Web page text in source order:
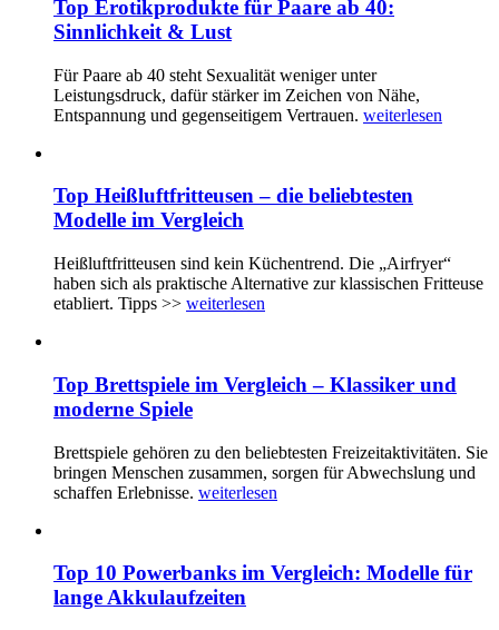
Top Erotikprodukte für Paare ab 40:
Sinnlichkeit & Lust
Für Paare ab 40 steht Sexualität weniger unter
Leistungsdruck, dafür stärker im Zeichen von Nähe,
Entspannung und gegenseitigem Vertrauen. weiterlesen
Top Heißluftfritteusen – die beliebtesten
Modelle im Vergleich
Heißluftfritteusen sind kein Küchentrend. Die „Airfryer“
haben sich als praktische Alternative zur klassischen Fritteuse
etabliert. Tipps >> weiterlesen
Top Brettspiele im Vergleich – Klassiker und
moderne Spiele
Brettspiele gehören zu den beliebtesten Freizeitaktivitäten. Sie
bringen Menschen zusammen, sorgen für Abwechslung und
schaffen Erlebnisse. weiterlesen
Top 10 Powerbanks im Vergleich: Modelle für
lange Akkulaufzeiten